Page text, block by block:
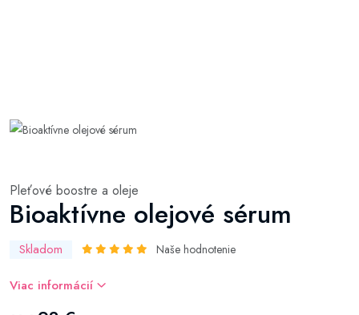
Pleťové boostre a oleje
Bioaktívne olejové sérum
Skladom Naše hodnotenie
Viac informácií